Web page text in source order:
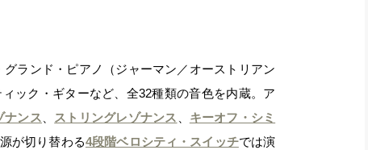
ランド・ピアノ（ジャーマン／オーストリアン
ック・ギターなど、全32種類の音色を内蔵。ア
ナンス ストリングレゾナンス
キーオフ・シミ
が切り替わる4段階ベロシティ・スイッチでは演